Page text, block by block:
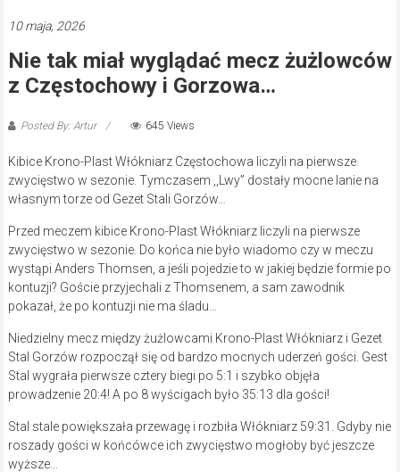
10 maja, 2026
Nie tak miał wyglądać mecz żużlowców
z Częstochowy i Gorzowa…
Posted By: Artur 645 Views
Kibice Krono-Plast Włókniarz Częstochowa liczyli na pierwsze
zwycięstwo w sezonie. Tymczasem ,,Lwy” dostały mocne lanie na
własnym torze od Gezet Stali Gorzów…
Przed meczem kibice Krono-Plast Włókniarz liczyli na pierwsze
zwycięstwo w sezonie. Do końca nie było wiadomo czy w meczu
wystąpi Anders Thomsen, a jeśli pojedzie to w jakiej będzie formie po
kontuzji? Goście przyjechali z Thomsenem, a sam zawodnik
pokazał, że po kontuzji nie ma śladu…
Niedzielny mecz między żużlowcami Krono-Plast Włókniarz i Gezet
Stal Gorzów rozpoczął się od bardzo mocnych uderzeń gości. Gest
Stal wygrała pierwsze cztery biegi po 5:1 i szybko objęła
prowadzenie 20:4! A po 8 wyścigach było 35:13 dla gości!
Stal stale powiększała przewagę i rozbiła Włókniarz 59:31. Gdyby nie
roszady gości w końcówce ich zwycięstwo mogłoby być jeszcze
wyższe…